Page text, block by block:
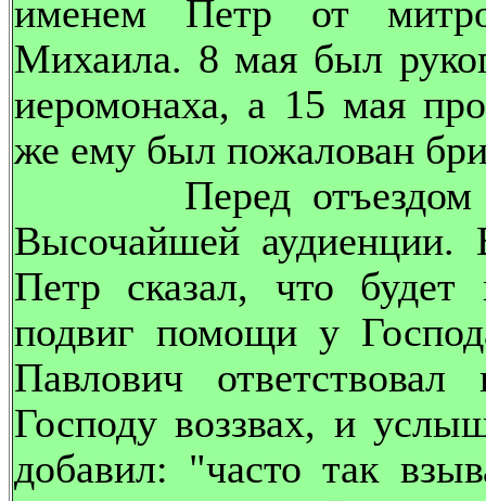
именем Петр от
Михаила. 8 мая был
иеромонаха, а 15 мая
же ему был пожалован
Перед отъездом
Высочайшей аудиенции.
Петр сказал, что
подвиг помощи у
Павлович
Господу воззвах, и
добавил: "часто так